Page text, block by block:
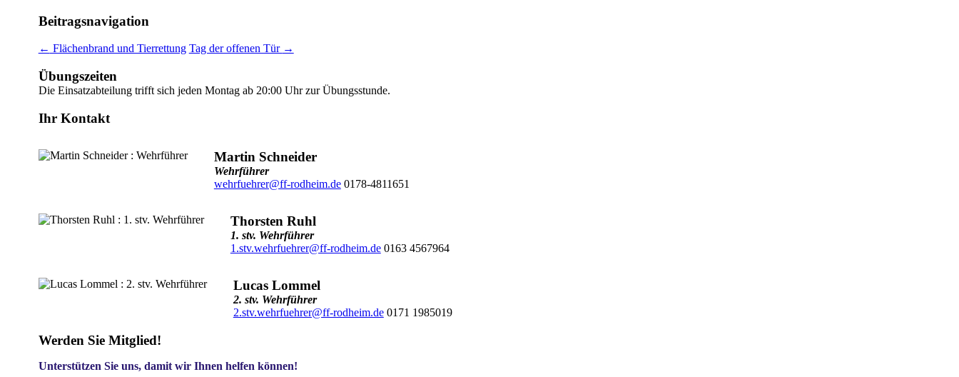
Beitragsnavigation
← Flächenbrand und Tierrettung Tag der offenen Tür →
Übungszeiten
Die Einsatzabteilung trifft sich jeden Montag ab 20:00 Uhr zur Übungsstunde.
Ihr Kontakt
Martin Schneider
Wehrführer
wehrfuehrer@ff-rodheim.de0178-4811651
Thorsten Ruhl
1. stv. Wehrführer
1.stv.wehrfuehrer@ff-rodheim.de0163 4567964
Lucas Lommel
2. stv. Wehrführer
2.stv.wehrfuehrer@ff-rodheim.de0171 1985019
Werden Sie Mitglied!
Unterstützen Sie uns, damit wir Ihnen helfen können!